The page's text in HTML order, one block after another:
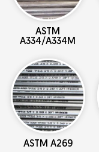
ASTM
A334/A334M
ASTM A269